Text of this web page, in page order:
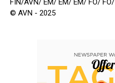
FIN/AVN/ EM/ EM/ EM/ FO/ FO/
© AVN - 2025